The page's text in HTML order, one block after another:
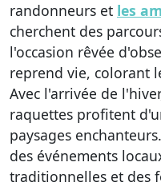
randonneurs et les
cherchent des
l'occasion rêvée
reprend vie, colorant
Avec l'arrivée de
raquettes profitent
paysages
des événements
traditionnelles et des